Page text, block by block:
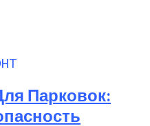
Парковок: